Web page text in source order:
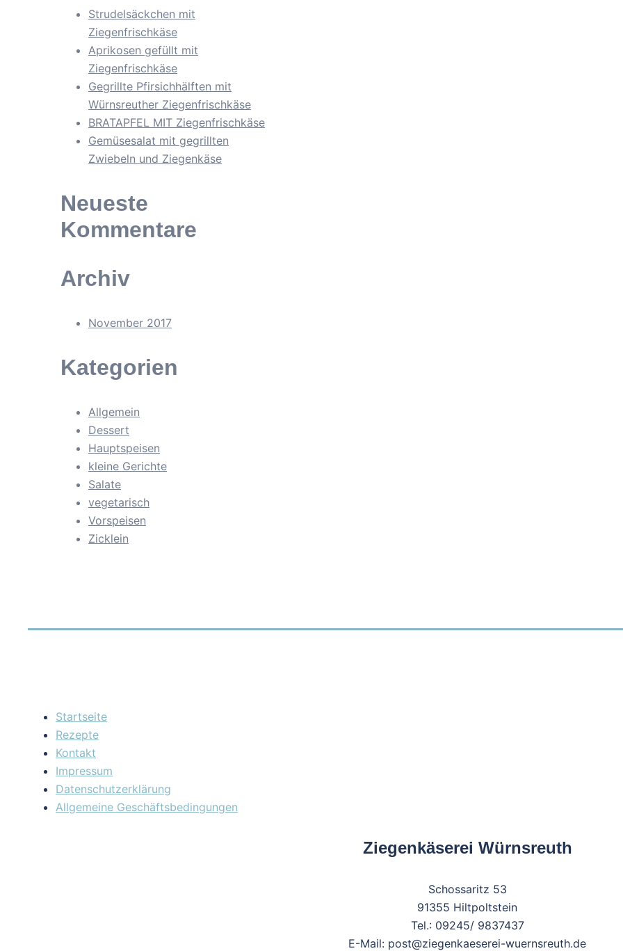
Strudelsäckchen mit
Ziegenfrischkäse
Aprikosen gefüllt mit
Ziegenfrischkäse
Gegrillte Pfirsichhälften mit
Würnsreuther Ziegenfrischkäse
BRATAPFEL MIT Ziegenfrischkäse
Gemüsesalat mit gegrillten
Zwiebeln und Ziegenkäse
Neueste
Kommentare
Archiv
November 2017
Kategorien
Allgemein
Dessert
Hauptspeisen
kleine Gerichte
Salate
vegetarisch
Vorspeisen
Zicklein
Startseite
Rezepte
Kontakt
Impressum
Datenschutzerklärung
Allgemeine Geschäftsbedingungen
Ziegenkäserei Würnsreuth
Schossaritz 53
91355 Hiltpoltstein
Tel.: 09245/ 9837437
E-Mail: post@ziegenkaeserei-wuernsreuth.de